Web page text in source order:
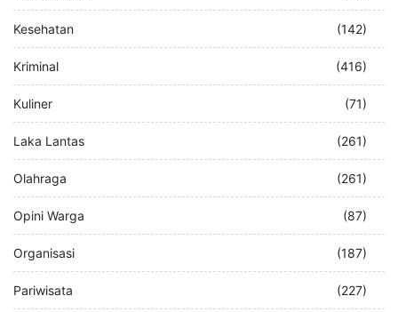
Kesehatan (142)
Kriminal (416)
Kuliner (71)
Laka Lantas (261)
Olahraga (261)
Opini Warga (87)
Organisasi (187)
Pariwisata (227)